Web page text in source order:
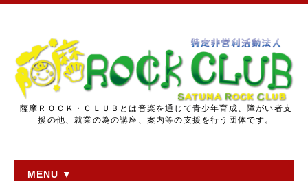
薩摩ＲＯＣＫ・ＣＬＵＢとは音楽を通じて青少年育成、障がい者支
援の他、就業の為の講座、案内等の支援を行う団体です。
MENU ▼